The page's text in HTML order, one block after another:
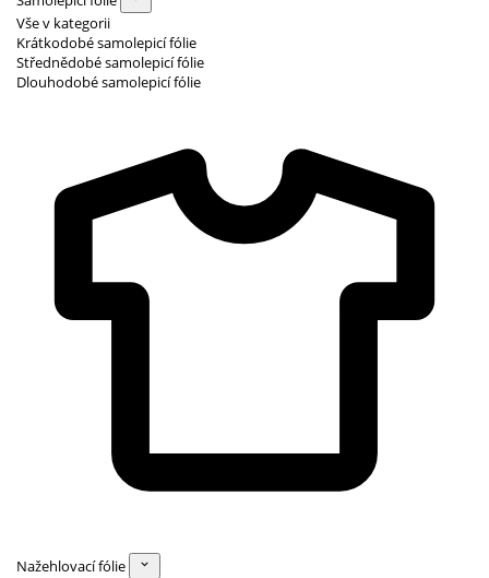
Vše v kategorii
Krátkodobé samolepicí fólie
Střednědobé samolepicí fólie
Dlouhodobé samolepicí fólie
Nažehlovací fólie